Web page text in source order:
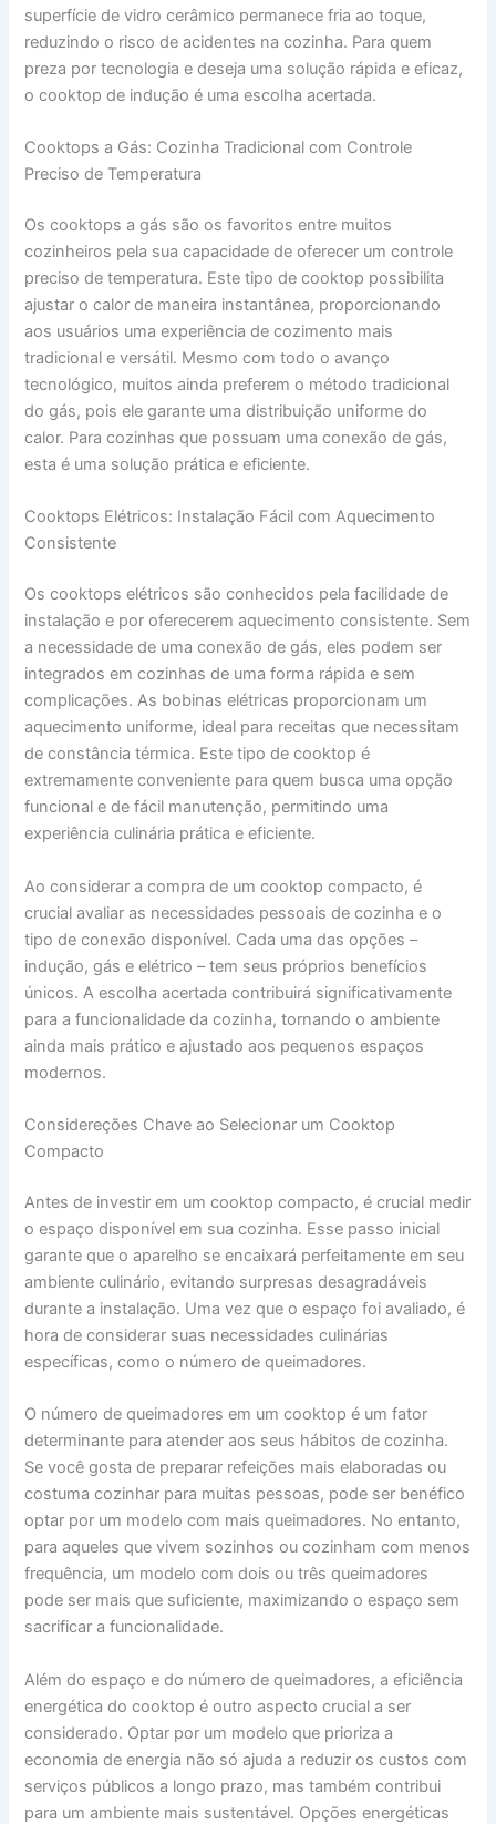
superfície de vidro cerâmico permanece fria ao toque,
reduzindo o risco de acidentes na cozinha. Para quem
preza por tecnologia e deseja uma solução rápida e eficaz,
o cooktop de indução é uma escolha acertada.
Cooktops a Gás: Cozinha Tradicional com Controle
Preciso de Temperatura
Os cooktops a gás são os favoritos entre muitos
cozinheiros pela sua capacidade de oferecer um controle
preciso de temperatura. Este tipo de cooktop possibilita
ajustar o calor de maneira instantânea, proporcionando
aos usuários uma experiência de cozimento mais
tradicional e versátil. Mesmo com todo o avanço
tecnológico, muitos ainda preferem o método tradicional
do gás, pois ele garante uma distribuição uniforme do
calor. Para cozinhas que possuam uma conexão de gás,
esta é uma solução prática e eficiente.
Cooktops Elétricos: Instalação Fácil com Aquecimento
Consistente
Os cooktops elétricos são conhecidos pela facilidade de
instalação e por oferecerem aquecimento consistente. Sem
a necessidade de uma conexão de gás, eles podem ser
integrados em cozinhas de uma forma rápida e sem
complicações. As bobinas elétricas proporcionam um
aquecimento uniforme, ideal para receitas que necessitam
de constância térmica. Este tipo de cooktop é
extremamente conveniente para quem busca uma opção
funcional e de fácil manutenção, permitindo uma
experiência culinária prática e eficiente.
Ao considerar a compra de um cooktop compacto, é
crucial avaliar as necessidades pessoais de cozinha e o
tipo de conexão disponível. Cada uma das opções –
indução, gás e elétrico – tem seus próprios benefícios
únicos. A escolha acertada contribuirá significativamente
para a funcionalidade da cozinha, tornando o ambiente
ainda mais prático e ajustado aos pequenos espaços
modernos.
Considereções Chave ao Selecionar um Cooktop
Compacto
Antes de investir em um cooktop compacto, é crucial medir
o espaço disponível em sua cozinha. Esse passo inicial
garante que o aparelho se encaixará perfeitamente em seu
ambiente culinário, evitando surpresas desagradáveis
durante a instalação. Uma vez que o espaço foi avaliado, é
hora de considerar suas necessidades culinárias
específicas, como o número de queimadores.
O número de queimadores em um cooktop é um fator
determinante para atender aos seus hábitos de cozinha.
Se você gosta de preparar refeições mais elaboradas ou
costuma cozinhar para muitas pessoas, pode ser benéfico
optar por um modelo com mais queimadores. No entanto,
para aqueles que vivem sozinhos ou cozinham com menos
frequência, um modelo com dois ou três queimadores
pode ser mais que suficiente, maximizando o espaço sem
sacrificar a funcionalidade.
Além do espaço e do número de queimadores, a eficiência
energética do cooktop é outro aspecto crucial a ser
considerado. Optar por um modelo que prioriza a
economia de energia não só ajuda a reduzir os custos com
serviços públicos a longo prazo, mas também contribui
para um ambiente mais sustentável. Opções energéticas